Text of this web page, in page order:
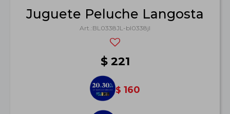
Juguete Peluche Langosta
BL0338JL-bl0338jl
$ 221
$ 160